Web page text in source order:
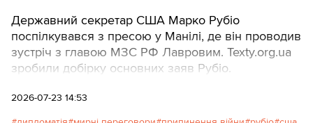
Державний секретар США Марко Рубіо
поспілкувався з пресою у Манілі, де він проводив
зустріч з главою МЗС РФ Лавровим. Texty.org.ua
зробили добірку основних заяв Рубіо.
2026-07-23 14:53